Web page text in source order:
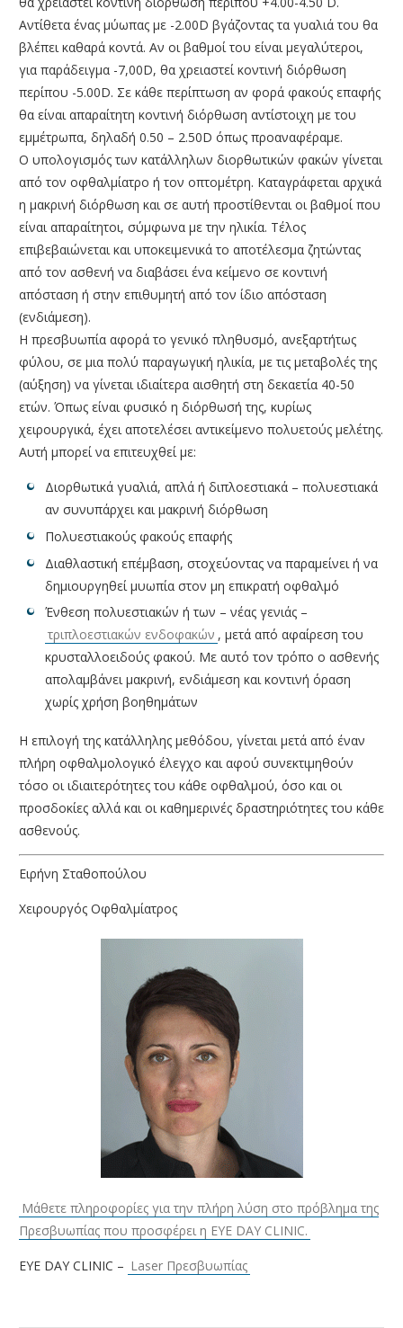
Αντίθετα ένας μύωπας με -2.00D βγάζοντας τα γυαλιά του θα
βλέπει καθαρά κοντά. Αν οι βαθμοί του είναι μεγαλύτεροι,
για παράδειγμα -7,00D, θα χρειαστεί κοντινή διόρθωση
περίπου -5.00D. Σε κάθε περίπτωση αν φορά φακούς επαφής
θα είναι απαραίτητη κοντινή διόρθωση αντίστοιχη με του
εμμέτρωπα, δηλαδή 0.50 – 2.50D όπως προαναφέραμε.
Ο υπολογισμός των κατάλληλων διορθωτικών φακών γίνεται
από τον οφθαλμίατρο ή τον οπτομέτρη. Καταγράφεται αρχικά
η μακρινή διόρθωση και σε αυτή προστίθενται οι βαθμοί που
είναι απαραίτητοι, σύμφωνα με την ηλικία. Τέλος
επιβεβαιώνεται και υποκειμενικά το αποτέλεσμα ζητώντας
από τον ασθενή να διαβάσει ένα κείμενο σε κοντινή
απόσταση ή στην επιθυμητή από τον ίδιο απόσταση
(ενδιάμεση).
Η πρεσβυωπία αφορά το γενικό πληθυσμό, ανεξαρτήτως
φύλου, σε μια πολύ παραγωγική ηλικία, με τις μεταβολές της
(αύξηση) να γίνεται ιδιαίτερα αισθητή στη δεκαετία 40-50
ετών. Όπως είναι φυσικό η διόρθωσή της, κυρίως
χειρουργικά, έχει αποτελέσει αντικείμενο πολυετούς μελέτης.
Αυτή μπορεί να επιτευχθεί με:
Διορθωτικά γυαλιά, απλά ή διπλοεστιακά – πολυεστιακά
αν συνυπάρχει και μακρινή διόρθωση
Πολυεστιακούς φακούς επαφής
Διαθλαστική επέμβαση, στοχεύοντας να παραμείνει ή να
δημιουργηθεί μυωπία στον μη επικρατή οφθαλμό
Ένθεση πολυεστιακών ή των – νέας γενιάς –
τριπλοεστιακών ενδοφακών , μετά από αφαίρεση του
κρυσταλλοειδούς φακού. Με αυτό τον τρόπο ο ασθενής
απολαμβάνει μακρινή, ενδιάμεση και κοντινή όραση
χωρίς χρήση βοηθημάτων
Η επιλογή της κατάλληλης μεθόδου, γίνεται μετά από έναν
πλήρη οφθαλμολογικό έλεγχο και αφού συνεκτιμηθούν
τόσο οι ιδιαιτερότητες του κάθε οφθαλμού, όσο και οι
προσδοκίες αλλά και οι καθημερινές δραστηριότητες του κάθε
ασθενούς.
Ειρήνη Σταθοπούλου
Χειρουργός Οφθαλμίατρος
Μάθετε πληροφορίες για την πλήρη λύση στο πρόβλημα της
Πρεσβυωπίας που προσφέρει η EYE DAY CLINIC.
EYE DAY CLINIC – Laser Πρεσβυωπίας